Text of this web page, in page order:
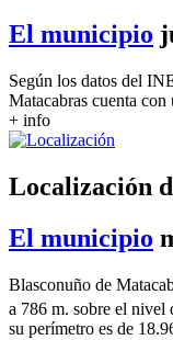
El municipio
Según los datos del
Matacabras cuenta con
+ info
Localización
El municipio
Blasconuño de
a 786 m. sobre el nivel
su perímetro es de